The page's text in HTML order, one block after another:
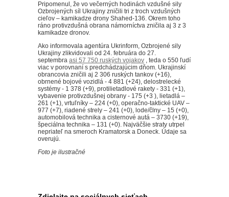
Pripomenul, že vo večerných hodinách vzdušné sily
Ozbrojených síl Ukrajiny zničili tri z troch vzdušných
cieľov – kamikadze drony Shahed-136. Okrem toho
ráno protivzdušná obrana námorníctva zničila aj 3 z 3
kamikadze dronov.
Ako informovala agentúra Ukrinform, Ozbrojené sily
Ukrajiny zlikvidovali od 24. februára do 27.
septembra asi 57 750 ruských vojakov , teda o 550 ľudí
viac v porovnaní s predchádzajúcim dňom. Ukrajinskí
obrancovia zničili aj 2 306 ruských tankov (+16),
obrnené bojové vozidlá - 4 881 (+24), delostrelecké
systémy - 1 378 (+9), protilietadlové rakety - 331 (+1),
vybavenie protivzdušnej obrany - 175 (+3 ), lietadlá –
261 (+1), vrtuľníky – 224 (+0), operačno-taktické UAV –
977 (+7), riadené strely ‒ 241 (+0), lode/člny ‒ 15 (+0),
automobilová technika a cisternové autá – 3730 (+19),
špeciálna technika ‒ 131 (+0). Najväčšie straty utrpel
nepriateľ na smeroch Kramatorsk a Doneck. Údaje sa
overujú.
Foto je ilustračné